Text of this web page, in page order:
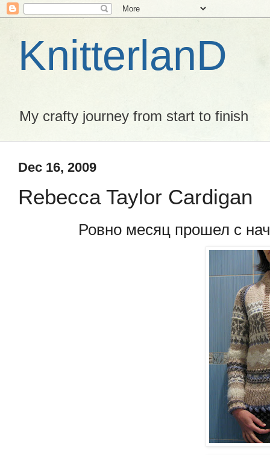
KnitterlanD
My crafty journey from start to finish
Dec 16, 2009
Rebecca Taylor Cardigan
Ровно месяц прошел с